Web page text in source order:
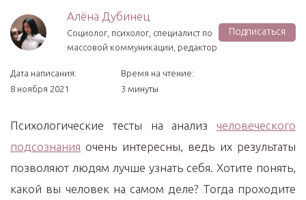
Алёна Дубинец
Социолог, психолог, специалист по
массовой коммуникации, редактор
Подписаться
Дата написания:
8 ноября 2021
Время на чтение:
3 минуты
Психологические тесты на анализ человеческого
подсознания очень интересны, ведь их результаты
позволяют людям лучше узнать себя. Хотите понять,
какой вы человек на самом деле? Тогда проходите